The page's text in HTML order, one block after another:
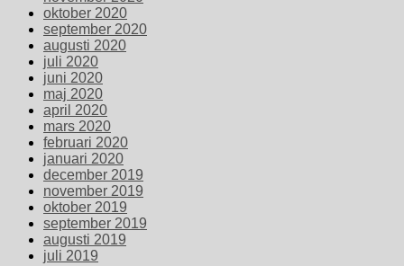
oktober 2020
september 2020
augusti 2020
juli 2020
juni 2020
maj 2020
april 2020
mars 2020
februari 2020
januari 2020
december 2019
november 2019
oktober 2019
september 2019
augusti 2019
juli 2019